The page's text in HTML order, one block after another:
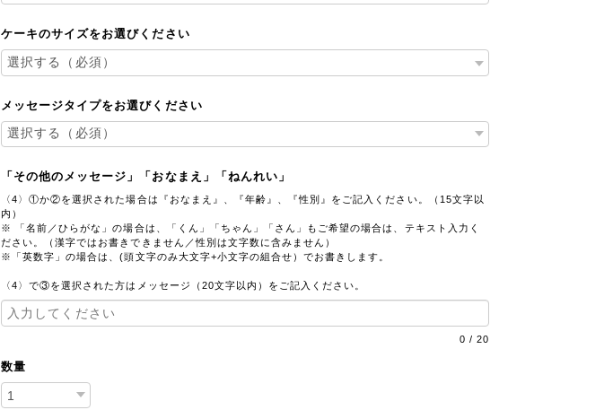
ケーキのサイズをお選びください
メッセージタイプをお選びください
「その他のメッセージ」「おなまえ」「ねんれい」
〈4〉①か②を選択された場合は『おなまえ』、『年齢』、『性別』をご記入ください。（15文字以
内）
※ 「名前／ひらがな」の場合は、「くん」「ちゃん」「さん」もご希望の場合は、テキスト入力く
ださい。（漢字ではお書きできません／性別は文字数に含みません）
※「英数字」の場合は、(頭文字のみ大文字+小文字の組合せ）でお書きします。
〈4〉で③を選択された方はメッセージ（20文字以内）をご記入ください。
0 /20
数量